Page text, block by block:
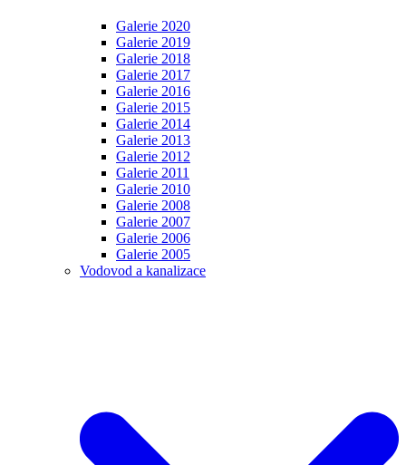
Galerie 2020
Galerie 2019
Galerie 2018
Galerie 2017
Galerie 2016
Galerie 2015
Galerie 2014
Galerie 2013
Galerie 2012
Galerie 2011
Galerie 2010
Galerie 2008
Galerie 2007
Galerie 2006
Galerie 2005
Vodovod a kanalizace